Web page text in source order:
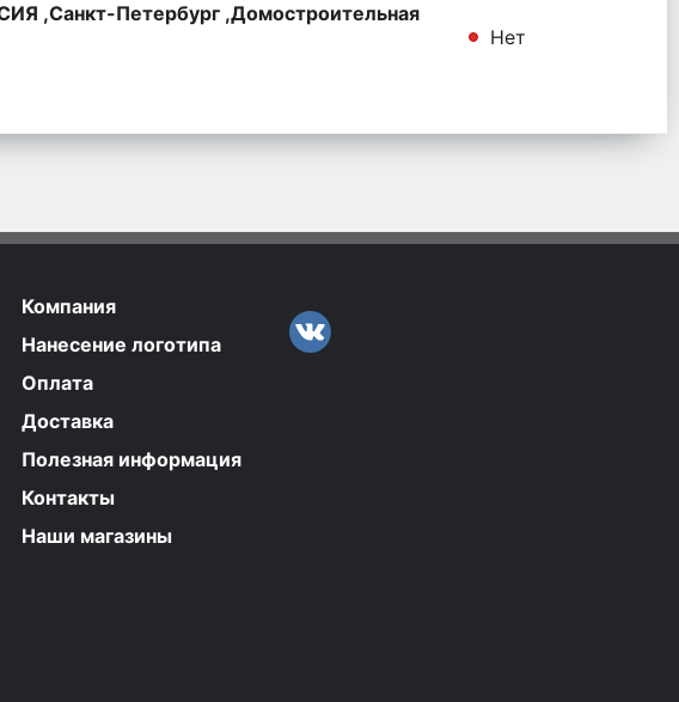
,Санкт-Петербург ,Домостроительная
Нет
Компания
Нанесение логотипа
Оплата
Доставка
Полезная информация
Контакты
Наши магазины